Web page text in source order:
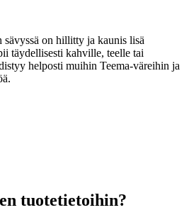
sävyssä on hillitty ja kaunis lisä
täydellisesti kahville, teelle tai
helposti muihin Teema-väreihin ja
tuotetietoihin?